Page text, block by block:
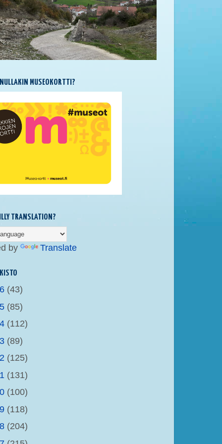
MUSEOKORTTI?
TRANSLATION?
by Translate
(43)
(85)
(112)
(89)
(125)
(131)
(100)
(118)
(204)